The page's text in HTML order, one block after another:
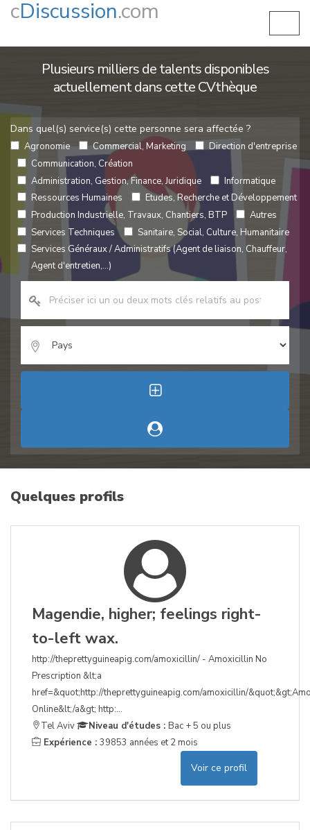
cDiscussion.com
Plusieurs milliers de talents disponibles
actuellement dans cette CVthèque
Dans quel(s) service(s) cette personne sera affectée ?
Agronomie Commercial, Marketing
Direction d'entreprise
Communication, Création
Administration, Gestion, Finance, Juridique
Informatique
Ressources Humaines
Etudes, Recherche et Développement
Production Industrielle, Travaux, Chantiers, BTP
Autres
Services Techniques
Sanitaire, Social, Culture, Humanitaire
Services Généraux / Administratifs (Agent de liaison, Chauffeur,
Agent d'entretien,...)
Quelques profils
Magendie, higher; feelings right-
to-left wax.
http://theprettyguineapig.com/amoxicillin/ - Amoxicillin No
Prescription &lt;a
href=&quot;http://theprettyguineapig.com/amoxicillin/
Online&lt;/a&gt; http:...
Tel Aviv
Niveau d'études : Bac + 5 ou plus
Expérience : 39853 années et 2 mois
Voir ce profil